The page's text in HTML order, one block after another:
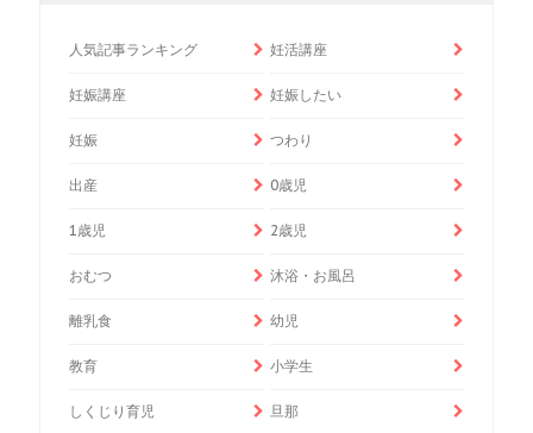
人気記事ランキング 妊活講座
妊娠講座 妊娠したい
妊娠 つわり
出産 0歳児
1歳児 2歳児
おむつ 沐浴・お風呂
離乳食 幼児
教育 小学生
しくじり育児 旦那